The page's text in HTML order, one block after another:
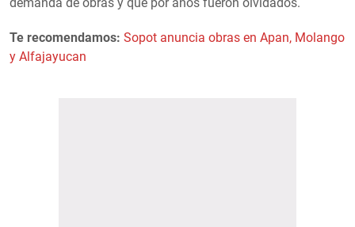
Te recomendamos: Sopot anuncia obras en Apan, Molango
y Alfajayucan